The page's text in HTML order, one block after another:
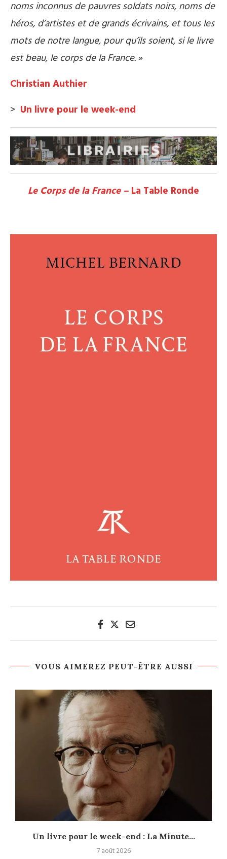
noms inconnus de pauvres soldats noirs, noms de
héros, d’artistes et de grands écrivains, et tous les
mots de notre langue, pour qu’ils soient, si le livre
est beau, le corps de la France. »
Christian Authier
> Un livre pour le week-end
Le Corps de la France – La Table Ronde
VOUS AIMEREZ PEUT-ÊTRE AUSSI
Un livre pour le week-end : La Minute...
7 août 2026